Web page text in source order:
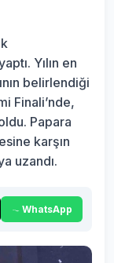
Yılın en
belirlendiği
Finali’nde,
Papara
karşın
uzandı.
WhatsApp